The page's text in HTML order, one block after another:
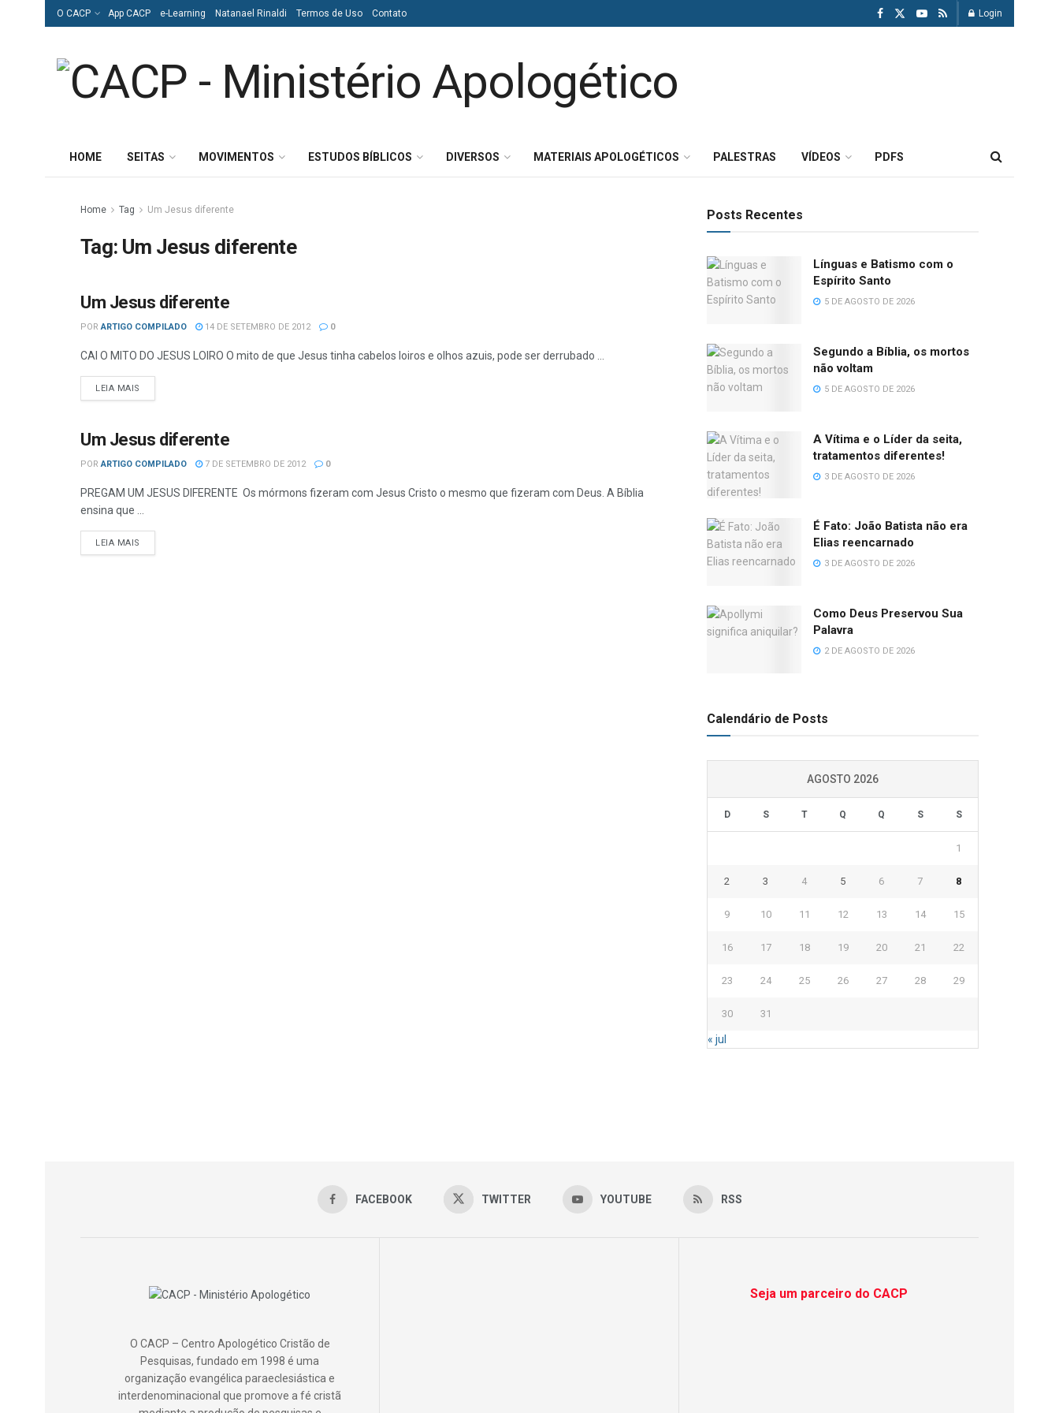
O CACP App CACP e-Learning Natanael Rinaldi Termos de Uso Contato Login
HOME SEITAS MOVIMENTOS ESTUDOS BÍBLICOS DIVERSOS MATERIAIS APOLOGÉTICOS PALESTRAS VÍDEOS PDFS
Home Tag Um Jesus diferente
Tag: Um Jesus diferente
ESTUDOS BÍBLICOS
Um Jesus diferente
POR ARTIGO COMPILADO 14 DE SETEMBRO DE 2012 0
CAI O MITO DO JESUS LOIRO O mito de que Jesus tinha cabelos loiros e olhos azuis, pode ser derrubado ...
LEIA MAIS
MORMONISMO
Um Jesus diferente
POR ARTIGO COMPILADO 7 DE SETEMBRO DE 2012 0
PREGAM UM JESUS DIFERENTE Os mórmons fizeram com Jesus Cristo o mesmo que fizeram com Deus. A Bíblia
ensina que ...
LEIA MAIS
Posts Recentes
Línguas e Batismo com o
Espírito Santo
5 DE AGOSTO DE 2026
Segundo a Bíblia, os mortos
não voltam
5 DE AGOSTO DE 2026
A Vítima e o Líder da seita,
tratamentos diferentes!
3 DE AGOSTO DE 2026
É Fato: João Batista não era
Elias reencarnado
3 DE AGOSTO DE 2026
Como Deus Preservou Sua
Palavra
2 DE AGOSTO DE 2026
Calendário de Posts
AGOSTO 2026
D S T Q Q S S
1
2 3 4 5 6 7 8
9 10 11 12 13 14 15
16 17 18 19 20 21 22
23 24 25 26 27 28 29
30 31
« jul
FACEBOOK TWITTER YOUTUBE RSS
O CACP – Centro Apologético Cristão de
Pesquisas, fundado em 1998 é uma
organização evangélica paraeclesiástica e
interdenominacional que promove a fé cristã
Seja um parceiro do CACP